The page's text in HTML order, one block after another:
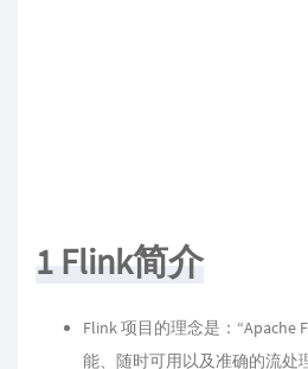
1 Flink简介
Flink 项目的理念是：“Apache
能、随时可用以及准确的流处